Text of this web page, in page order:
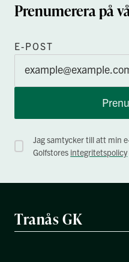
Prenumerera på
E-POST
Jag samtycker till att min
Golfstores integritetspolicy
Tranås GK